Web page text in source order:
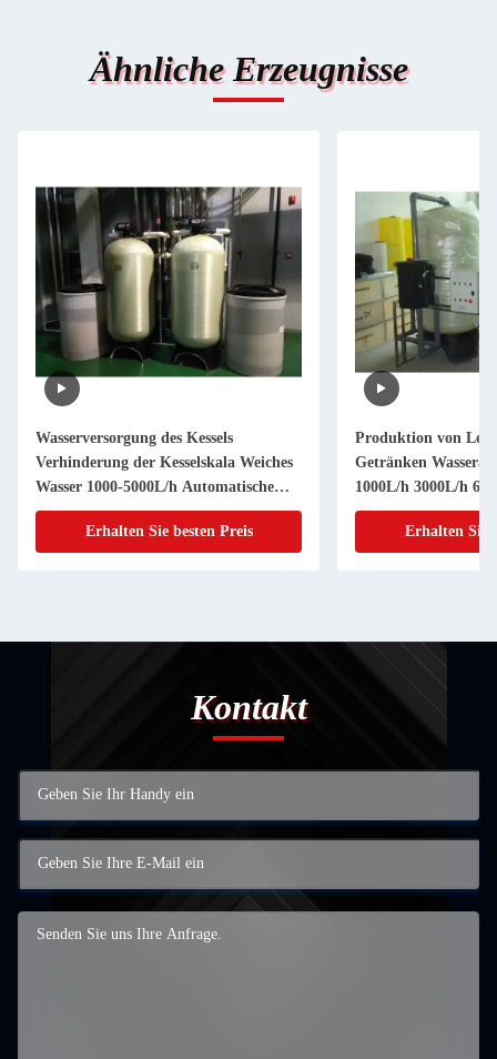
Ähnliche Erzeugnisse
Wasserversorgung des Kessels
Verhinderung der Kesselskala Weiches
Wasser 1000-5000L/h Automatische
24h kontinuierliche Wasserproduktion
Erhalten Sie besten Preis
Produktion von
Getränken
1000L/h 3000L/h
Erhalten Sie
Kontakt